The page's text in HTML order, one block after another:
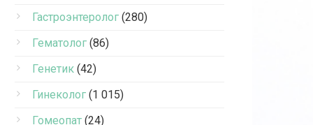
Гастроэнтеролог (280)
Гематолог (86)
Генетик (42)
Гинеколог (1 015)
Гомеопат (24)